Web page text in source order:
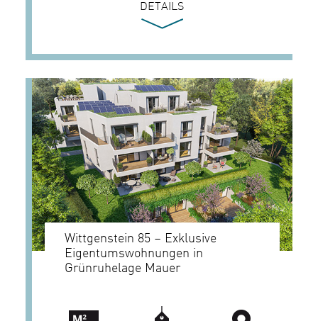
DETAILS
Wittgenstein 85 – Exklusive
Eigentumswohnungen in
Grünruhelage Mauer